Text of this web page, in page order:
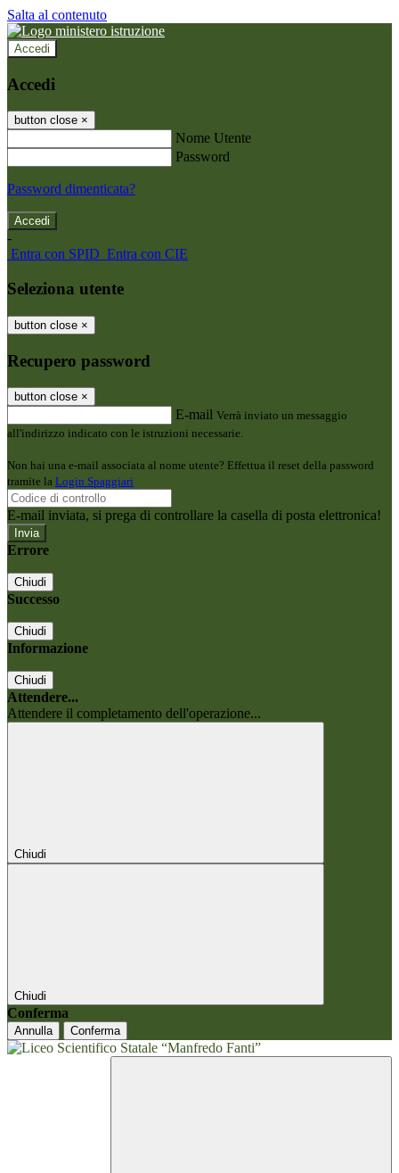
Salta al contenuto
Accedi
Accedi
button close ×
Nome Utente
Password
Password dimenticata?
-
Entra con SPID Entra con CIE
Seleziona utente
button close ×
Recupero password
button close ×
E-mail Verrà inviato un messaggio
all'indirizzo indicato con le istruzioni necessarie.
Non hai una e-mail associata al nome utente? Effettua il reset della password
tramite la Login Spaggiari
E-mail inviata, si prega di controllare la casella di posta elettronica!
Errore
Chiudi
Successo
Chiudi
Informazione
Chiudi
Attendere...
Attendere il completamento dell'operazione...
Chiudi
Chiudi
Conferma
Annulla Conferma